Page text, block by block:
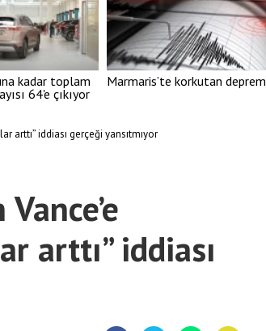
kadar toplam
64'e çıkıyor
Marmaris’te korkutan deprem
arttı” iddiası gerçeği yansıtmıyor
arttı” iddiası